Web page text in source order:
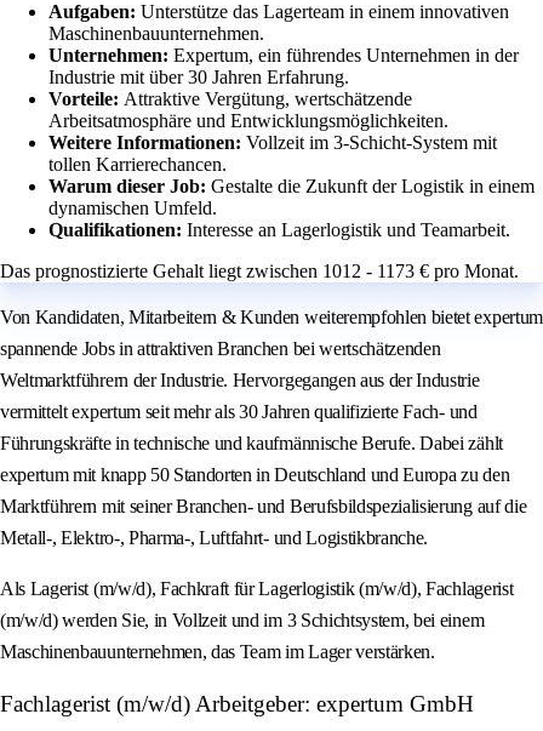
Aufgaben: Unterstütze das Lagerteam in einem innovativen
Maschinenbauunternehmen.
Unternehmen: Expertum, ein führendes Unternehmen in der
Industrie mit über 30 Jahren Erfahrung.
Vorteile: Attraktive Vergütung, wertschätzende
Arbeitsatmosphäre und Entwicklungsmöglichkeiten.
Weitere Informationen: Vollzeit im 3-Schicht-System mit
tollen Karrierechancen.
Warum dieser Job: Gestalte die Zukunft der Logistik in einem
dynamischen Umfeld.
Qualifikationen: Interesse an Lagerlogistik und Teamarbeit.
Das prognostizierte Gehalt liegt zwischen 1012 - 1173 € pro Monat.
Von Kandidaten, Mitarbeitern & Kunden weiterempfohlen bietet expertum
spannende Jobs in attraktiven Branchen bei wertschätzenden
Weltmarktführern der Industrie. Hervorgegangen aus der Industrie
vermittelt expertum seit mehr als 30 Jahren qualifizierte Fach- und
Führungskräfte in technische und kaufmännische Berufe. Dabei zählt
expertum mit knapp 50 Standorten in Deutschland und Europa zu den
Marktführern mit seiner Branchen- und Berufsbildspezialisierung auf die
Metall-, Elektro-, Pharma-, Luftfahrt- und Logistikbranche.
Als Lagerist (m/w/d), Fachkraft für Lagerlogistik (m/w/d), Fachlagerist
(m/w/d) werden Sie, in Vollzeit und im 3 Schichtsystem, bei einem
Maschinenbauunternehmen, das Team im Lager verstärken.
Fachlagerist (m/w/d) Arbeitgeber: expertum GmbH